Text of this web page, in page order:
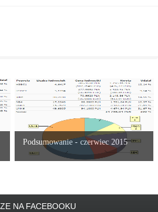
Podsumowanie - czerwiec 2015
NA FACEBOOKU